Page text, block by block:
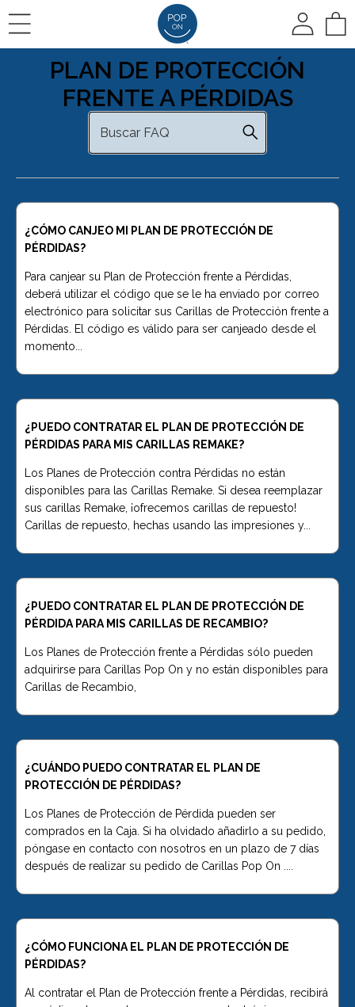
RESEÑAS
RESEÑAS FOTOGRÁFICAS
VIDEORREVISIONES
CÓMO FUNCIONA
CÓMO FUNCIONA
ELECCIÓN DEL COLOR
IMPRESIONES EN CASA
OPCIÓN RÁPIDA
🛍️ VER TODOS LOS
PRODUCTOS
Carillas de repuesto
🆕 Pop On Oral Mist™
Pop On Pouch™
Tiras blanqueadoras
Ultra Clean Bundle™
(Paquete ultralimpio)
Pop On
Espuma Fresca -
Limpiador y
Tarjeta regalo 💳
PLAN DE PROTECCIÓN
FRENTE A PÉRDIDAS
¿CÓMO CANJEO MI PLAN DE PROTECCIÓN DE
PÉRDIDAS?
Para canjear su Plan de Protección frente a Pérdidas,
deberá utilizar el código que se le ha enviado por correo
electrónico para solicitar sus Carillas de Protección frente a
Pérdidas. El código es válido para ser canjeado desde el
momento...
¿PUEDO CONTRATAR EL PLAN DE PROTECCIÓN DE
PÉRDIDAS PARA MIS CARILLAS REMAKE?
Los Planes de Protección contra Pérdidas no están
disponibles para las Carillas Remake. Si desea reemplazar
sus carillas Remake, ¡ofrecemos carillas de repuesto!
Carillas de repuesto, hechas usando las impresiones y...
¿PUEDO CONTRATAR EL PLAN DE PROTECCIÓN DE
PÉRDIDA PARA MIS CARILLAS DE RECAMBIO?
Los Planes de Protección frente a Pérdidas sólo pueden
adquirirse para Carillas Pop On y no están disponibles para
Carillas de Recambio,
¿CUÁNDO PUEDO CONTRATAR EL PLAN DE
PROTECCIÓN DE PÉRDIDAS?
Los Planes de Protección de Pérdida pueden ser
comprados en la Caja. Si ha olvidado añadirlo a su pedido,
póngase en contacto con nosotros en un plazo de 7 días
después de realizar su pedido de Carillas Pop On ....
¿CÓMO FUNCIONA EL PLAN DE PROTECCIÓN DE
PÉRDIDAS?
Al contratar el Plan de Protección frente a Pérdidas, recibirá